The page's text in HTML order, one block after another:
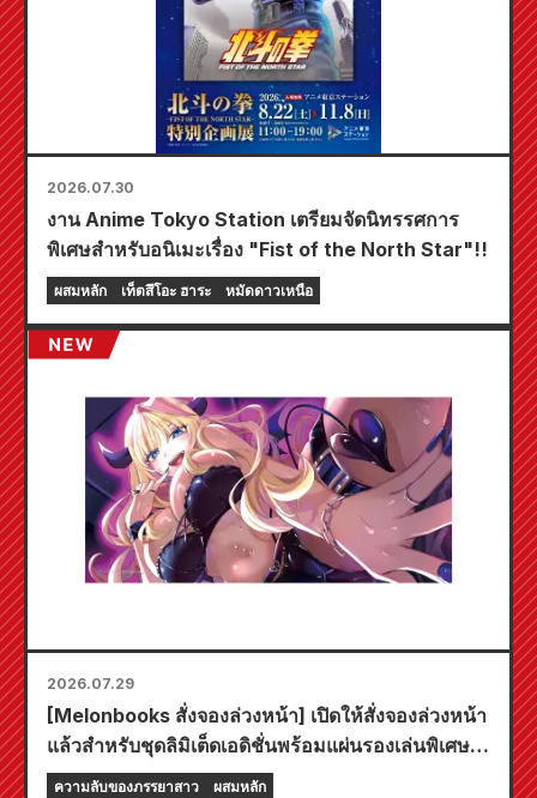
2026.07.30
งาน Anime Tokyo Station เตรียมจัดนิทรรศการ
พิเศษสำหรับอนิเมะเรื่อง "Fist of the North Star"!!
ผสมหลัก เท็ตสึโอะ ฮาระ หมัดดาวเหนือ
2026.07.29
[Melonbooks สั่งจองล่วงหน้า] เปิดให้สั่งจองล่วงหน้า
แล้วสำหรับชุดลิมิเต็ดเอดิชั่นพร้อมแผ่นรองเล่นพิเศษที่
มีภาพประกอบสุดงดงามของฟูยูกิ โทโจ วาดโดยคุโด!
ความลับของภรรยาสาว ผสมหลัก